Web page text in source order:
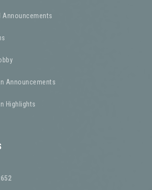
Announcements
Announcements
Highlights